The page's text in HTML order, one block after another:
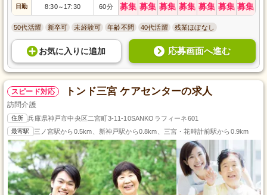
日勤 8:30～ 17:30 60分 募集 募集 募集 募集 募集 募集 募集
50代活躍 新卒可 未経験可 年齢不問 40代活躍 残業ほぼなし
お気に入り に追加 応募画面へ進む
スピード対応 トンド三宮 ケアセンターの求人
訪問介護
住所 兵庫県神戸市中央区二宮町3-11-10SANKOラフィーネ601
最寄駅 三ノ宮駅から0.5km、新神戸駅から0.8km、三宮・花時計前駅から0.9km